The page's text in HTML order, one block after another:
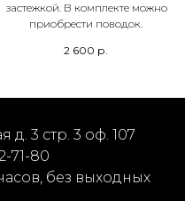
застежкой. В комплекте можно
приобрести поводок.
2 600 р.
д. 3 стр. 3 оф. 107
71-80
без выходных